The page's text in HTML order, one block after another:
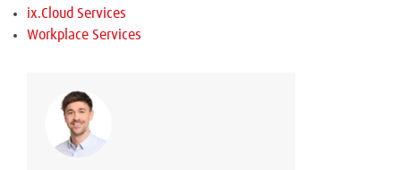
ix.Cloud Services
Workplace Services